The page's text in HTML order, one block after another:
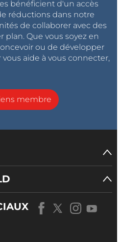
bénéficient d'un accès
réductions dans notre
de collaborer avec des
Que vous soyez en
ou de développer
aide à vous connecter,
membre